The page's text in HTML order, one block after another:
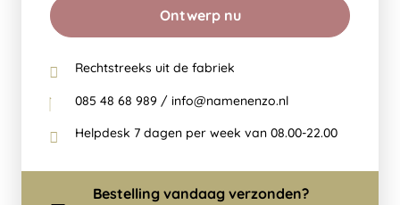
Ontwerp nu
Rechtstreeks uit de fabriek
085 48 68 989 / info@namenenzo.nl
Helpdesk 7 dagen per week van 08.00-22.00
Bestelling vandaag verzonden?